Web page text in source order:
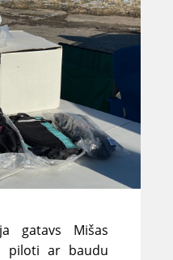
gatavs Mišas
piloti ar baudu